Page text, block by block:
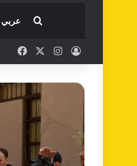
عربي Rechercher
FacebookInstagramConnexion